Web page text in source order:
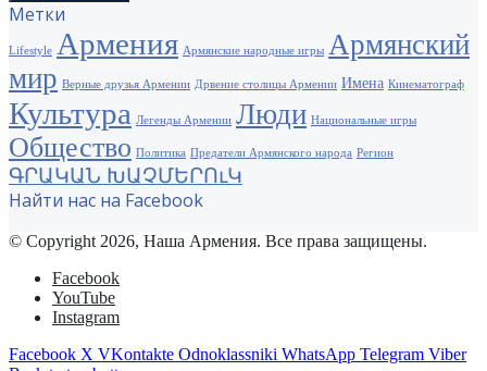
Метки
Lifestyle Армения Армянские народные игры Армянский
мир Верные друзья Армении Дрвение столицы Армении Имена Кинематограф
Культура Легенды Армении Люди Национальные игры
Общество Политика Предатели Армянского народа Регион
ԳՐԱԿԱՆ ԽԱՉՄԵՐՈւԿ
Найти нас на Facebook
© Copyright 2026, Наша Армения. Все права защищены.
Facebook
YouTube
Instagram
Facebook X VKontakte Odnoklassniki WhatsApp Telegram Viber